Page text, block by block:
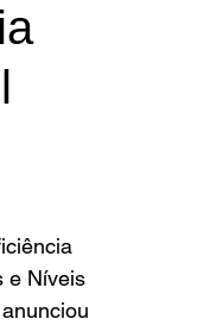
e Níveis